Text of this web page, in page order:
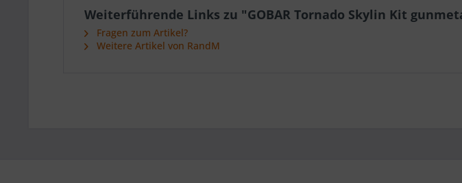
Weiterführende Links zu "GOBAR Tornado Skylin Kit
Fragen zum Artikel?
Weitere Artikel von RandM